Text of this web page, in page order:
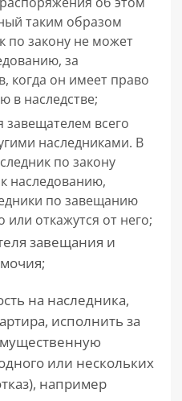
таким образом
по закону не может
за
когда он имеет право
в наследстве;
завещателем всего
наследниками. В
по закону
наследованию,
по завещанию
или откажутся от него;
завещания и
на наследника,
исполнить за
или нескольких
например